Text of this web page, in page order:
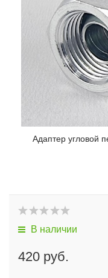
Адаптер угловой
В наличии
420 руб.